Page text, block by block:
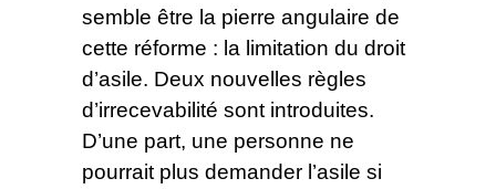
semble être la pierre angulaire de
cette réforme : la limitation du droit
d’asile. Deux nouvelles règles
d’irrecevabilité sont introduites.
D’une part, une personne ne
pourrait plus demander l’asile si